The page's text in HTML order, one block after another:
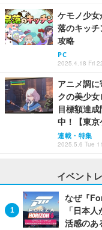
ケモノ少
落のキッ
攻略
PC
2025.4.18 Fri
アニメ調
クの美少
目標額達
中！【東京
連載・特集
2025.5.6 Tue
イベント
なぜ『
「日本
活感のあ